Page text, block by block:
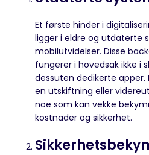
Et første hinder i
ligger i eldre og utdaterte
mobilutvidelser. Disse
fungerer i hovedsak ikke i
dessuten dedikerte
en utskiftning eller
noe som kan vekke
kostnader og sikkerhet.